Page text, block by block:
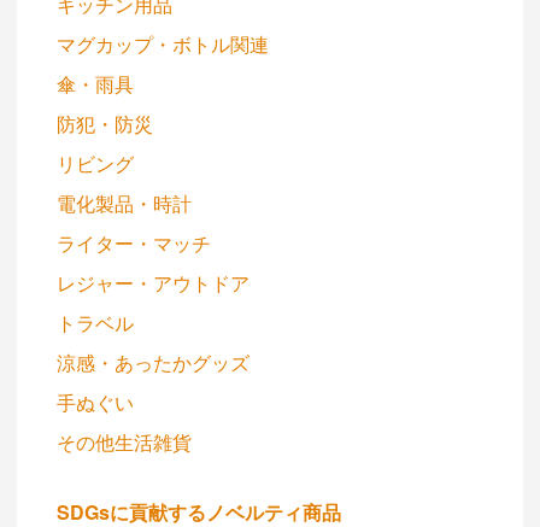
マグカップ・ボトル関連
傘・雨具
防犯・防災
リビング
電化製品・時計
ライター・マッチ
レジャー・アウトドア
トラベル
涼感・あったかグッズ
手ぬぐい
その他生活雑貨
SDGsに貢献するノベルティ商品